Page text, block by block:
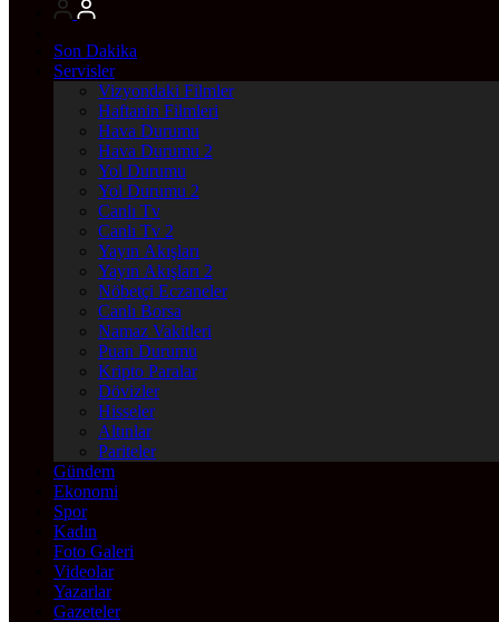
Son Dakika
Servisler
Vizyondaki Filmler
Haftanin Filmleri
Hava Durumu
Hava Durumu 2
Yol Durumu
Yol Durumu 2
Canlı Tv
Canlı Tv 2
Yayın Akışları
Yayın Akışları 2
Nöbetçi Eczaneler
Canlı Borsa
Namaz Vakitleri
Puan Durumu
Kripto Paralar
Dövizler
Hisseler
Altınlar
Pariteler
Gündem
Ekonomi
Spor
Kadın
Foto Galeri
Videolar
Yazarlar
Gazeteler